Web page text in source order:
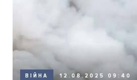
ВІЙНА 12.08.2025 09:40